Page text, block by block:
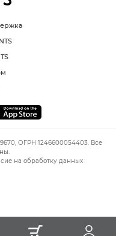
ОГРН 1246600054403. Все
на обработку данных